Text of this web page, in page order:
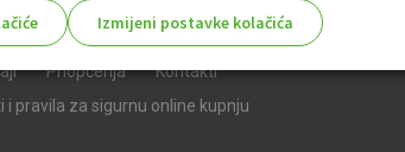
Priopćenja
Kontakti
i pravila za sigurnu online kupnju
Izmijeni postavke kolačića